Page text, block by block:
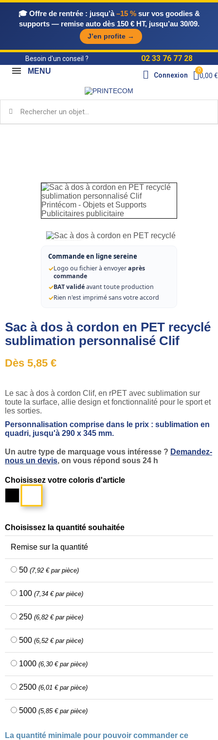
🎓 Offre de rentrée : jusqu’à–15 %sur vos goodies &
supports — remise auto dès 150 € HT, jusqu’au 30/09.
J’en profite →
Besoin d'un conseil ? 02 33 76 77 28
Connexion 0,00 €
MENU
Commande en ligne sereine
✓Logo ou fichier à envoyeraprès
commande
✓BAT validéavant toute production
✓Rien n'est imprimé sans votre accord
Sac à dos à cordon en PET recyclé
sublimation personnalisé Clif
Dès 5,85 €
Le sac à dos à cordon Clif, en rPET avec sublimation sur
toute la surface, allie design et fonctionnalité pour le sport et
les sorties.
Personnalisation comprise dans le prix : sublimation en
quadri, jusqu'à 290 x 345 mm.
Un autre type de marquage vous intéresse ? Demandez-
nous un devis, on vous répond sous 24 h
Choisissez votre coloris d'article
Choisissez la quantité souhaitée
Remise sur la quantité
50 (7,92 € par pièce)
100 (7,34 € par pièce)
250 (6,82 € par pièce)
500 (6,52 € par pièce)
1000 (6,30 € par pièce)
2500 (6,01 € par pièce)
5000 (5,85 € par pièce)
La quantité minimale pour pouvoir commander ce